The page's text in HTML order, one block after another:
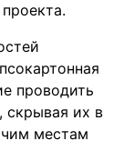
проводить
скрывая их в
местам